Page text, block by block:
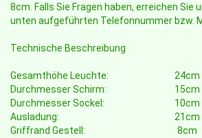
8cm. Falls Sie Fragen haben, erreichen Sie
unten aufgeführten Telefonnummer bzw.
Technische Beschreibung
Gesamthöhe Leuchte:
24cm
Durchmesser Schirm:
15cm
Durchmesser Sockel:
10cm
Ausladung:
21cm
Griffrand Gestell:
8cm